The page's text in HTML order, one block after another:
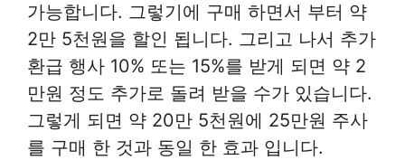
가능합니다. 그렇기에 구매 하면서 부터 약
2만 5천원을 할인 됩니다. 그리고 나서 추가
환급 행사 10% 또는 15%를 받게 되면 약 2
만원 정도 추가로 돌려 받을 수가 있습니다.
그렇게 되면 약 20만 5천원에 25만원 주사
를 구매 한 것과 동일 한 효과 입니다.